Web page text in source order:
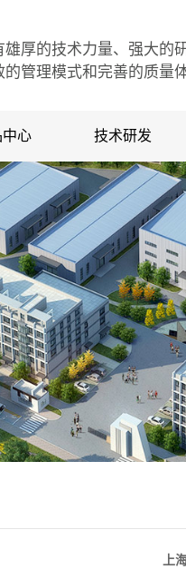
雄厚的技术力量、强大的
的管理模式和完善
中心 技术研发
上